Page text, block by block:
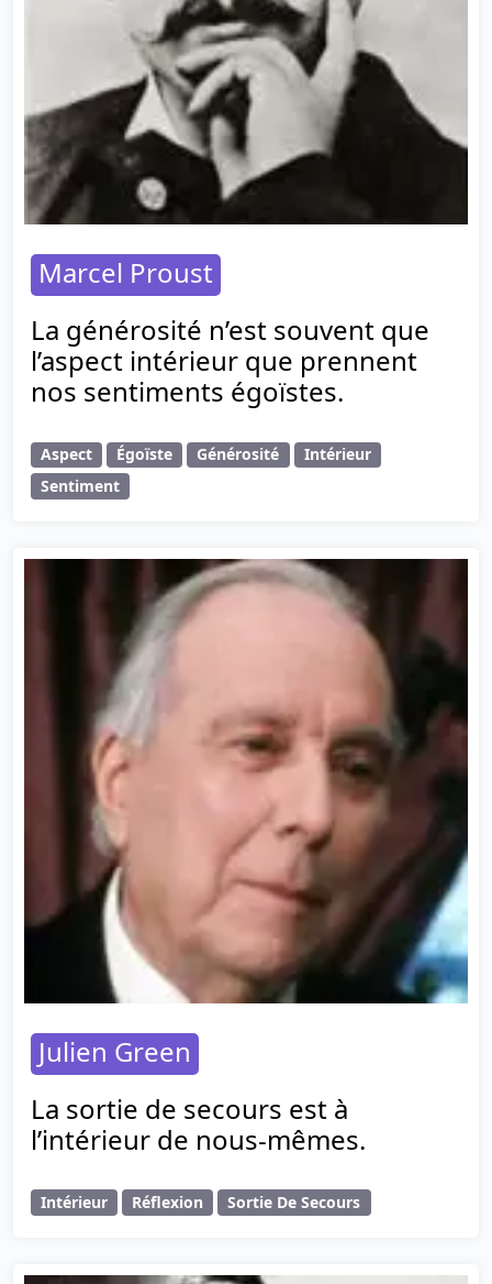
Marcel Proust
La générosité n’est souvent que
l’aspect intérieur que prennent
nos sentiments égoïstes.
Aspect Égoïste Générosité
Intérieur
Sentiment
Julien Green
La sortie de secours est à
l’intérieur de nous-mêmes.
Intérieur Réflexion Sortie De Secours